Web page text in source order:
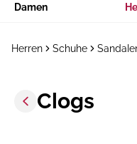
Damen
Herren Schuhe
Clogs